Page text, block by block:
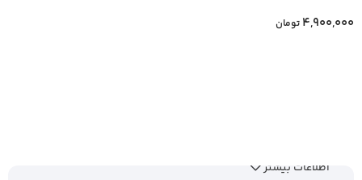
4,900,000 تومان
اطلاعات بیشتر